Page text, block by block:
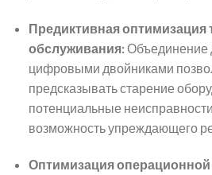
Предиктивная оптимизация
обслуживания:Объединение
цифровыми двойниками
предсказывать старение
потенциальные
возможность упреждающего
Оптимизация операционной